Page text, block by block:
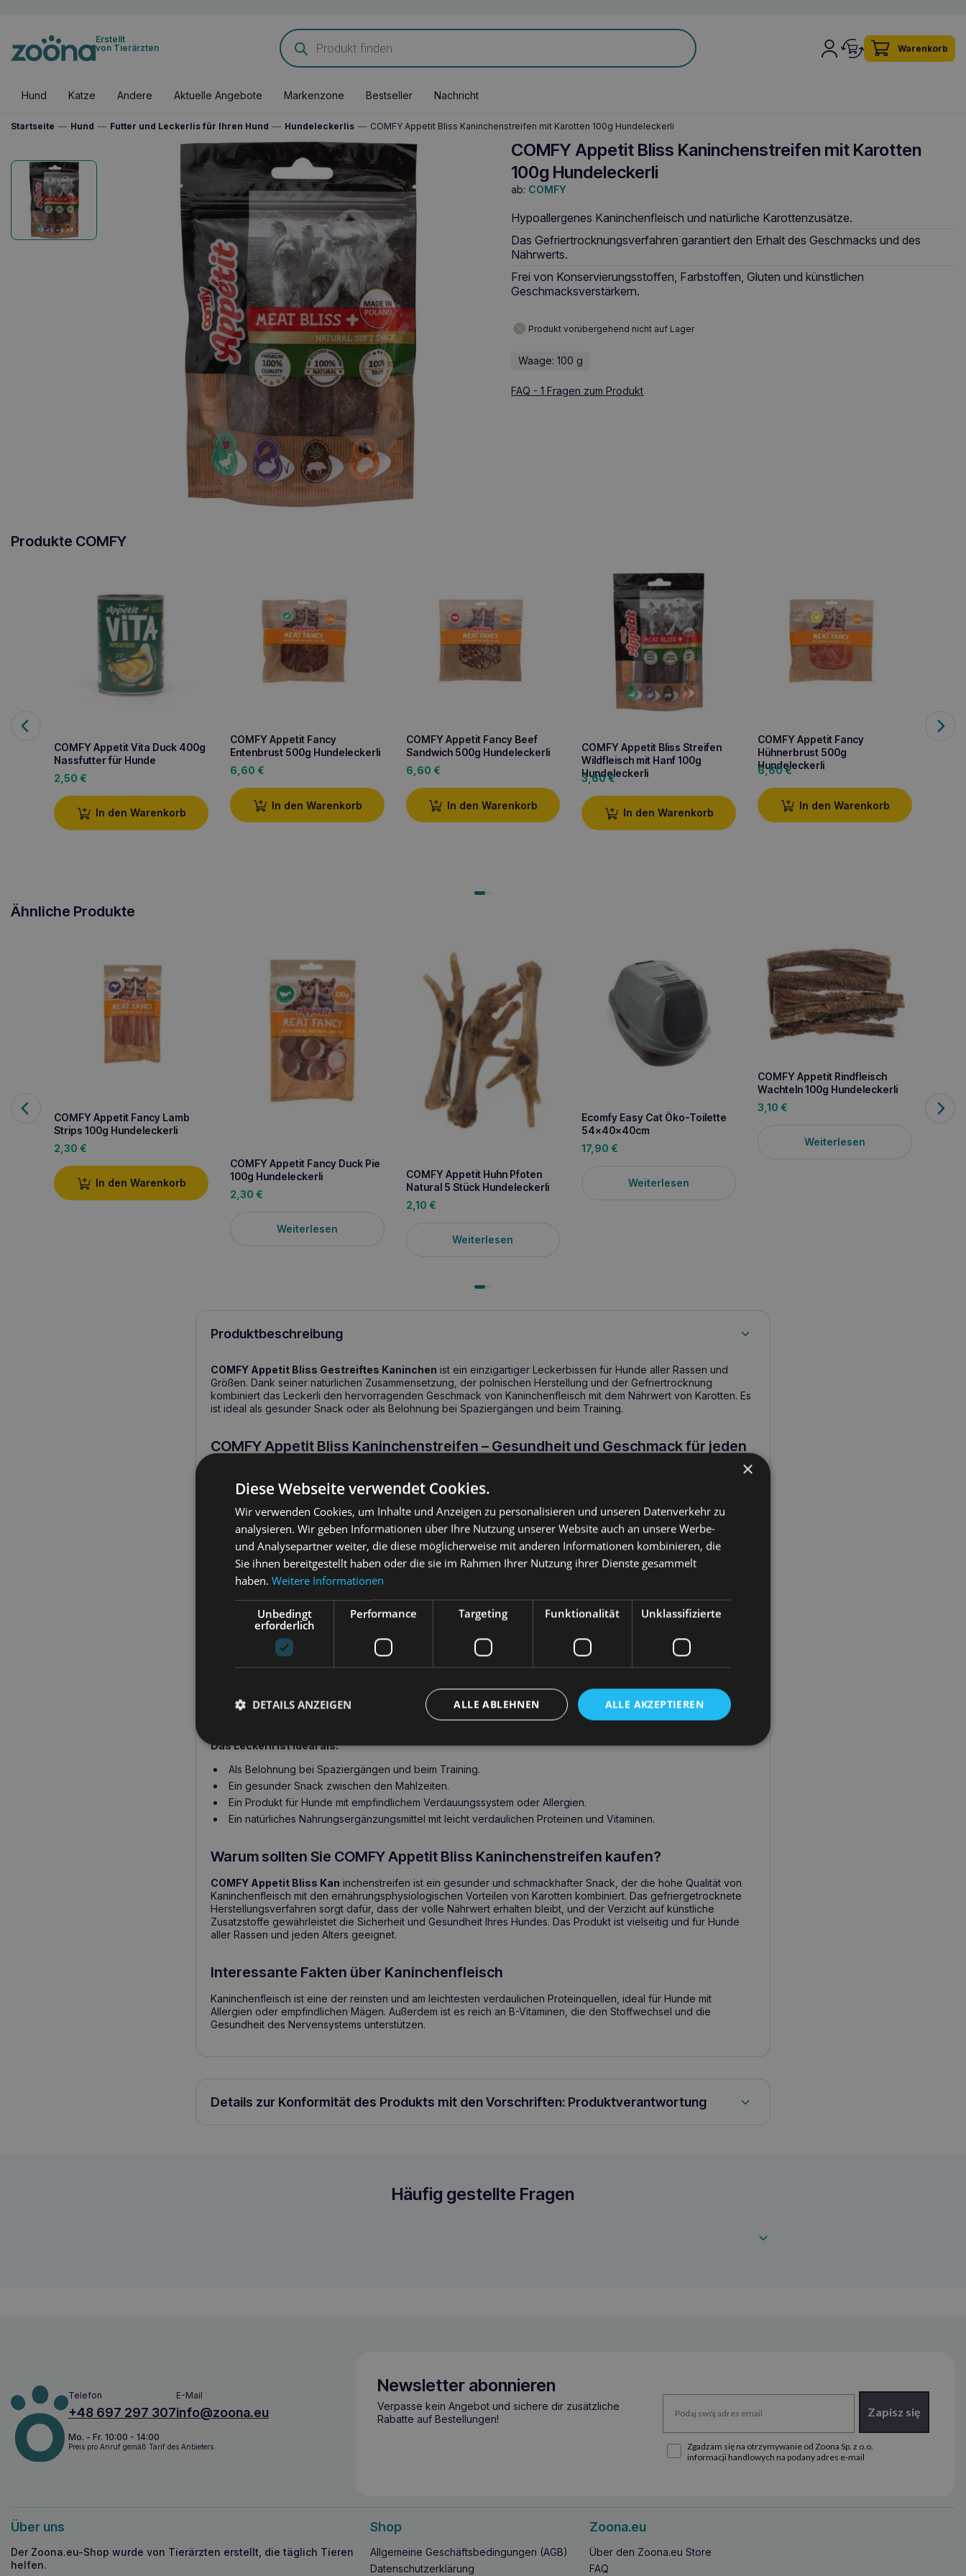
Erstellt
von Tierärzten
Products
search
Warenkorb
Hund Katze Andere Aktuelle Angebote Markenzone Bestseller Nachricht
Startseite — Hund — Futter und Leckerlis für Ihren Hund — Hundeleckerlis — COMFY Appetit Bliss Kaninchenstreifen mit Karotten 100g Hundeleckerli
COMFY Appetit Bliss Kaninchenstreifen mit Karotten
100g Hundeleckerli
ab: COMFY
Hypoallergenes Kaninchenfleisch und natürliche Karottenzusätze.
Das Gefriertrocknungsverfahren garantiert den Erhalt des Geschmacks und des
Nährwerts.
Frei von Konservierungsstoffen, Farbstoffen, Gluten und künstlichen
Geschmacksverstärkern.
Produkt vorübergehend nicht auf Lager
Waage: 100 g
FAQ - 1 Fragen zum Produkt
Produkte COMFY
COMFY Appetit Vita Duck 400g
Nassfutter für Hunde
2,50 €
In den Warenkorb
COMFY Appetit Fancy
Entenbrust 500g Hundeleckerli
6,60 €
In den Warenkorb
COMFY Appetit Fancy Beef
Sandwich 500g Hundeleckerli
6,60 €
In den Warenkorb
COMFY Appetit Bliss Streifen
Wildfleisch mit Hanf 100g
Hundeleckerli
3,60€
In den Warenkorb
COMFY Appetit Fancy
Hühnerbrust 500g
Hundeleckerli
6,60€
In den Warenkorb
Ähnliche Produkte
COMFY Appetit Fancy Lamb
Strips 100g Hundeleckerli
2,30 €
In den Warenkorb
COMFY Appetit Fancy Duck Pie
100g Hundeleckerli
2,30 €
Weiterlesen
COMFY Appetit Huhn Pfoten
Natural 5 Stück Hundeleckerli
2,10 €
Weiterlesen
Ecomfy Easy Cat Öko-Toilette
54x40x40cm
17,90 €
Weiterlesen
COMFY Appetit Rindfleisch
Wachteln 100g Hundeleckerli
3,10 €
Weiterlesen
Produktbeschreibung
COMFY Appetit Bliss Gestreiftes Kaninchen ist ein einzigartiger Leckerbissen für Hunde aller Rassen und
Größen. Dank seiner natürlichen Zusammensetzung, der polnischen Herstellung und der Gefriertrocknung
kombiniert das Leckerli den hervorragenden Geschmack von Kaninchenfleisch mit dem Nährwert von Karotten. Es
ist ideal als gesunder Snack oder als Belohnung bei Spaziergängen und beim Training.
COMFY Appetit Bliss Kaninchenstreifen – Gesundheit und Geschmack für jeden
Die naturbelassenen Fleischstreifen sind mit Gemüse und Obst angereichert, um die Gesundheit Ihres Hundes
umfassend zu unterstützen. Kaninchenfleisch ist leicht verdaulich,
hypoallergen
und reich an Proteinen, während
der Zusatz von Karotten Beta-Carotin enthält, dasdie Gesundheit von Augen und Haut unterstützt. Der
Leckerbissen enthält keine Konservierungsstoffe, Farbstoffe, Geschmacksverstärker oder Gluten und ist daher
ideal für Hunde mit einem empfindlichen Verdauungssystem.
Die wichtigsten gesundheitlichen Vorteile
Kaninchenfleisch
– leicht verdaulich und hypoallergen, geeignet für Hunde mit Nahrungsmittelallergien.
Gefriergetrocknetes Verfahren
– bewahrt den Nährwert und den natürlichen Geschmack.
Wann ist es sinnvoll, COMFY Appetit Bliss Kaninchenstreifen zu verwenden?
Das Leckerli ist ideal als:
Als Belohnung bei Spaziergängen und beim Training.
Ein gesunder Snack zwischen den Mahlzeiten.
Ein Produkt für Hunde mit empfindlichem Verdauungssystem oder Allergien.
Ein natürliches Nahrungsergänzungsmittel mit leicht verdaulichen Proteinen und Vitaminen.
Warum sollten Sie COMFY Appetit Bliss Kaninchenstreifen kaufen?
COMFY Appetit Bliss Kan inchenstreifen ist ein gesunder und schmackhafter Snack, der die hohe Qualität von
Kaninchenfleisch mit den ernährungsphysiologischen Vorteilen von Karotten kombiniert. Das gefriergetrocknete
Herstellungsverfahren sorgt dafür, dass der volle Nährwert erhalten bleibt, und der Verzicht auf künstliche
Zusatzstoffe gewährleistet die Sicherheit und Gesundheit Ihres Hundes. Das Produkt ist vielseitig und für Hunde
aller Rassen und jeden Alters geeignet.
Interessante Fakten über Kaninchenfleisch
Kaninchenfleisch ist eine der reinsten und am leichtesten verdaulichen Proteinquellen, ideal für Hunde mit
Allergien oder empfindlichen Mägen. Außerdem ist es reich an B-Vitaminen, die den Stoffwechsel und die
Gesundheit des Nervensystems unterstützen.
Details zur Konformität des Produkts mit den Vorschriften: Produktverantwortung
COMFY Appetit Bliss Kaninchenstreifen mit Karotten 100g Hundeleckerli
Häufig gestellte Fragen
Telefon
+48 697 297 307
E-Mail
info@zoona.eu
Mo. - Fr. 10:00 - 14:00
Preis pro Anruf gemäß Tarif des Anbieters.
Newsletter abonnieren
Verpasse kein Angebot und sichere dir zusätzliche
Rabatte auf Bestellungen!
Zapisz się
Zgadzam się na otrzymywanie od Zoona Sp. z o.o.
informacji handlowych na podany adres e-mail
Über uns
Der Zoona.eu-Shop wurde von Tierärzten erstellt, die täglich Tieren
helfen.
Shop
Allgemeine Geschäftsbedingungen (AGB)
Datenschutzerklärung
Zoona.eu
Über den Zoona.eu Store
FAQ
×
Diese Webseite verwendet Cookies.
Wir verwenden Cookies, um Inhalte und Anzeigen zu personalisieren und unseren Datenverkehr zu
analysieren. Wir geben Informationen über Ihre Nutzung unserer Website auch an unsere Werbe-
und Analysepartner weiter, die diese möglicherweise mit anderen Informationen kombinieren, die
Sie ihnen bereitgestellt haben oder die sie im Rahmen Ihrer Nutzung ihrer Dienste gesammelt
haben. Weitere Informationen
Unbedingt
erforderlich
Performance Targeting Funktionalität Unklassifizierte
ALLE AKZEPTIEREN
ALLE ABLEHNEN
DETAILS ANZEIGEN